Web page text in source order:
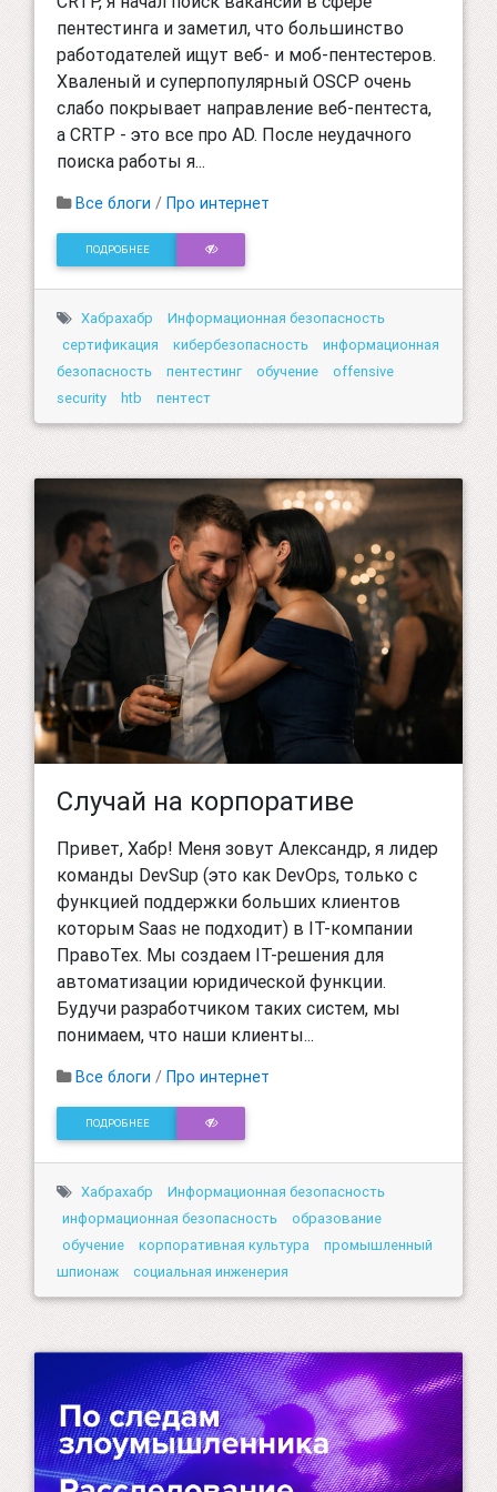
пентестинга и заметил, что большинство
работодателей ищут веб- и моб-пентестеров.
Хваленый и суперпопулярный OSCP очень
слабо покрывает направление веб-пентеста,
а CRTP - это все про AD. После неудачного
поиска работы я...
Все блоги / Про интернет
ПОДРОБНЕЕ
Хабрахабр
Информационная безопасность
сертификация
кибербезопасность
информационная
безопасность
пентестинг обучение
offensive
security
htb пентест
Случай на корпоративе
Привет, Хабр! Меня зовут Александр, я лидер
команды DevSup (это как DevOps, только с
функцией поддержки больших клиентов
которым Saas не подходит) в IT-компании
ПравоТех. Мы создаем IT-решения для
автоматизации юридической функции.
Будучи разработчиком таких систем, мы
понимаем, что наши клиенты...
Все блоги / Про интернет
ПОДРОБНЕЕ
Хабрахабр
Информационная безопасность
информационная безопасность
образование
обучение
корпоративная культура
промышленный
шпионаж
социальная инженерия